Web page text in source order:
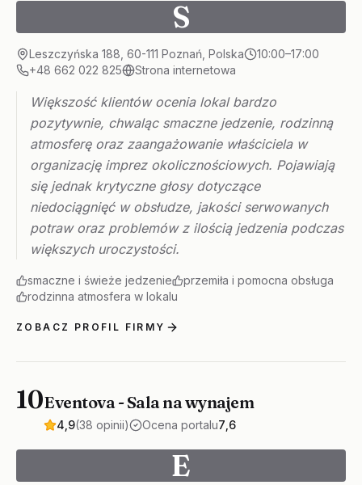
S
Leszczyńska 188, 60-111 Poznań, Polska
10:00–17:00
+48 662 022 825
Strona internetowa
Większość klientów ocenia lokal bardzo
pozytywnie, chwaląc smaczne jedzenie, rodzinną
atmosferę oraz zaangażowanie właściciela w
organizację imprez okolicznościowych. Pojawiają
się jednak krytyczne głosy dotyczące
niedociągnięć w obsłudze, jakości serwowanych
potraw oraz problemów z ilością jedzenia podczas
większych uroczystości.
smaczne i świeże jedzenie
przemiła i pomocna obsługa
rodzinna atmosfera w lokalu
ZOBACZ PROFIL FIRMY
10Eventova - Sala na wynajem
4,9(38 opinii) Ocena portalu7,6
E